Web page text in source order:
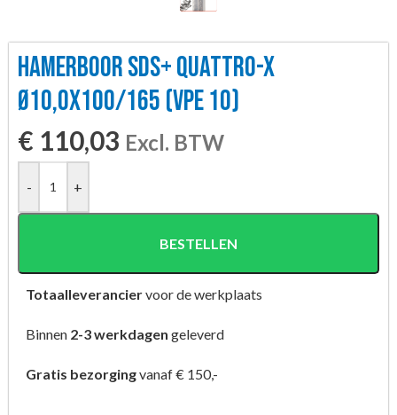
HAMERBOOR SDS+ QUATTRO-X
Ø10,0X100/165 (VPE 10)
€ 110,03 Excl. BTW
- +
BESTELLEN
Totaalleveranciervoor de werkplaats
Binnen 2-3 werkdagen geleverd
Gratis bezorgingvanaf € 150,-